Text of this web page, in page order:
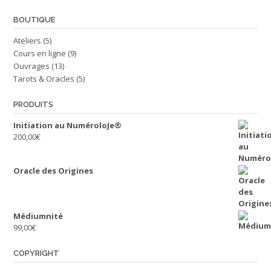
BOUTIQUE
Ateliers (5)
Cours en ligne (9)
Ouvrages (13)
Tarots & Oracles (5)
PRODUITS
Initiation au NuméroloJe®
200,00€
Oracle des Origines
Médiumnité
99,00€
COPYRIGHT